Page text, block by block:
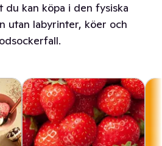
du kan köpa i den fysiska
utan labyrinter, köer och